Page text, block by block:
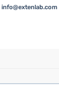
info@extenlab.com